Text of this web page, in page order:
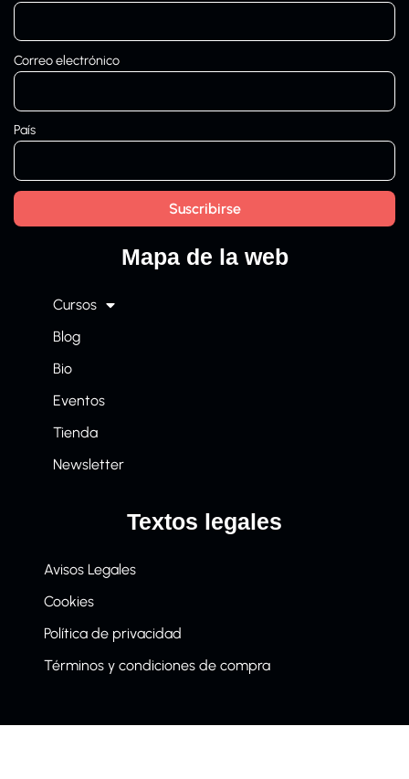
Correo electrónico
País
Mapa de la web
Cursos
Blog
Bio
Eventos
Tienda
Newsletter
Textos legales
Avisos Legales
Cookies
Política de privacidad
Términos y condiciones de compra